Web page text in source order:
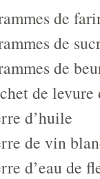
de
de
de
de
d’huile
de vin
d’eau de